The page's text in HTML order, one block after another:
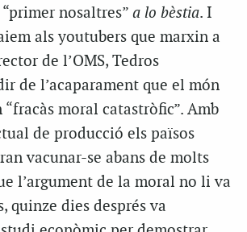
nosaltres” a lo bèstia. I
als youtubers que marxin a
de l’OMS, Tedros
de l’acaparament que el món
“fracàs moral catastròfic”. Amb
de producció els països
vacunar-se abans de molts
l’argument de la moral no li va
quinze dies després va